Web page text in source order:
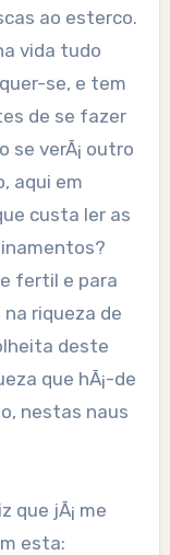
ao esterco.
vida tudo
se, e tem
de se fazer
se verÃ¡ outro
aqui em
custa ler as
fertil e para
na riqueza de
deste
que hÃ¡-de
nestas naus
que jÃ¡ me
esta: